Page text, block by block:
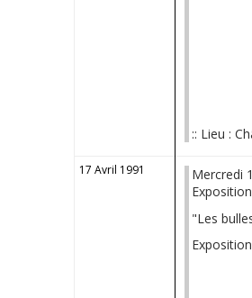
:: Lieu :
17 Avril 1991
Mercredi
"Les